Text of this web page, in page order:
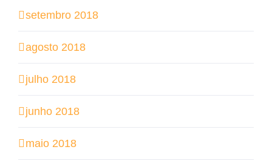
setembro 2018
agosto 2018
julho 2018
junho 2018
maio 2018